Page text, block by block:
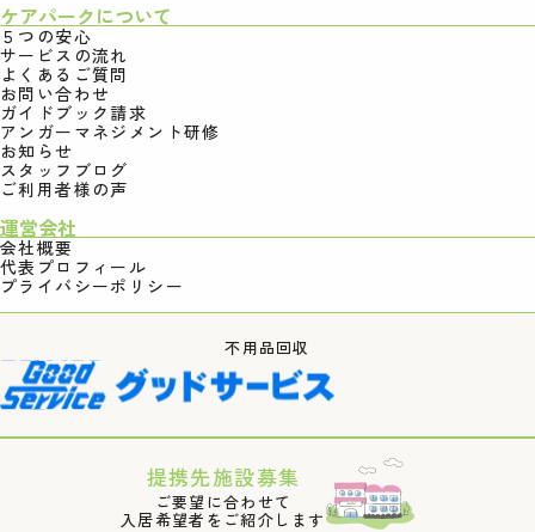
ケアパークについて
５つの安心
サービスの流れ
よくあるご質問
お問い合わせ
ガイドブック請求
アンガーマネジメント研修
お知らせ
スタッフブログ
ご利用者様の声
運営会社
会社概要
代表プロフィール
プライバシーポリシー
不用品回収
提携先施設募集
ご要望に合わせて
入居希望者をご紹介します